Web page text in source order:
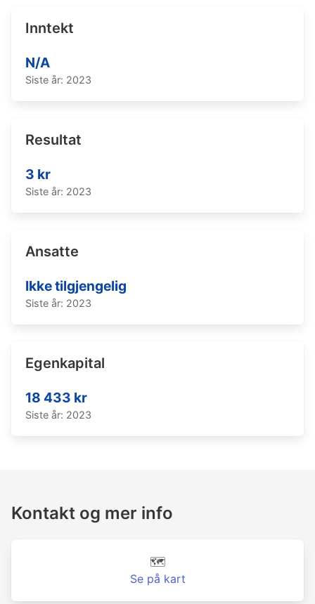
Inntekt
N/A
Siste år: 2023
Resultat
3 kr
Siste år: 2023
Ansatte
Ikke tilgjengelig
Siste år: 2023
Egenkapital
18 433 kr
Siste år: 2023
Kontakt og mer info
🗺️
Se på kart